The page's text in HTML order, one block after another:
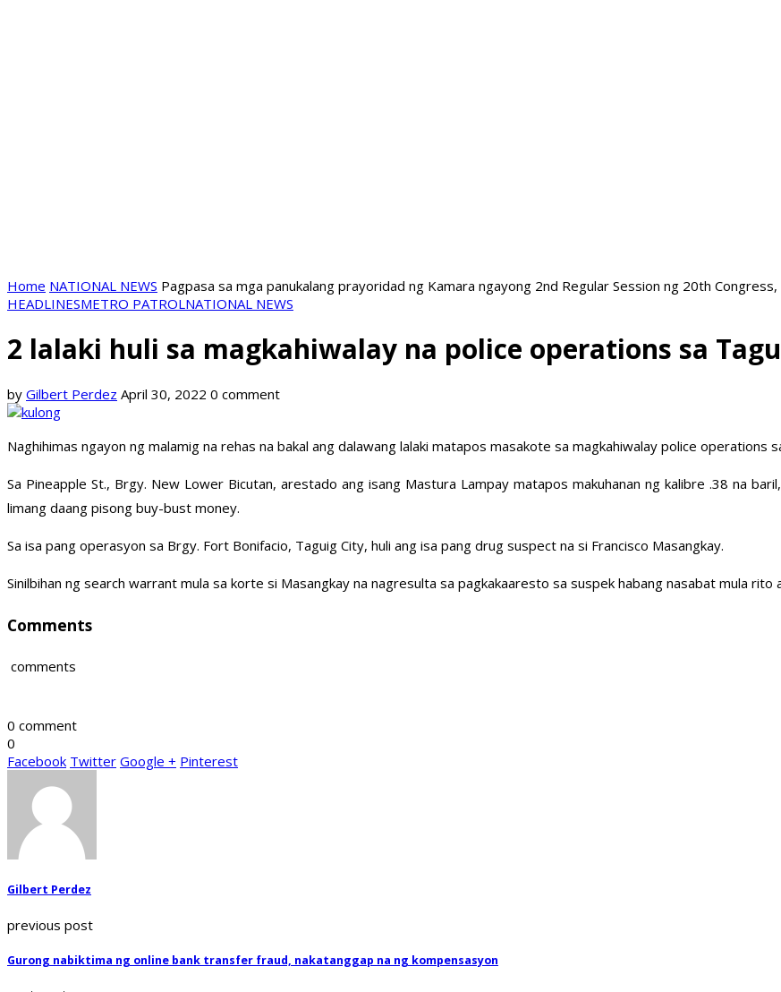
Home NATIONAL NEWS Pagpasa sa mga panukalang prayoridad ng Kamara ngayong 2nd Regular Session ng 20th
HEADLINESMETRO PATROLNATIONAL NEWS
2 lalaki huli sa magkahiwalay na police operations sa
by Gilbert Perdez April 30, 2022 0 comment
Naghihimas ngayon ng malamig na rehas na bakal ang dalawang lalaki matapos masakote sa magkahiwalay police operations
Sa Pineapple St., Brgy. New Lower Bicutan, arestado ang isang Mastura Lampay matapos makuhanan ng kalibre .38 na
limang daang pisong buy-bust money.
Sa isa pang operasyon sa Brgy. Fort Bonifacio, Taguig City, huli ang isa pang drug suspect na si Francisco Masangkay.
Sinilbihan ng search warrant mula sa korte si Masangkay na nagresulta sa pagkakaaresto sa suspek habang nasabat mula rito
Comments
comments
0 comment
0
Facebook Twitter Google + Pinterest
Gilbert Perdez
previous post
Gurong nabiktima ng online bank transfer fraud, nakatanggap na ng kompensasyon